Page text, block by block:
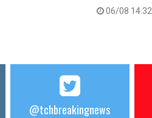
06/08 14:32
@tchbreakingnews